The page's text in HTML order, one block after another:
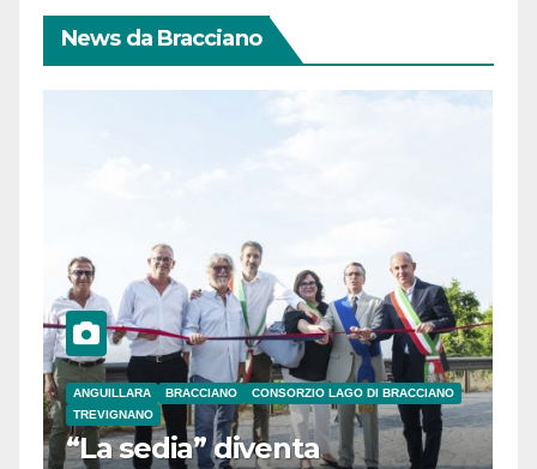
News da Bracciano
ANGUILLARA BRACCIANO
CONSORZIO LAGO DI BRACCIANO
TREVIGNANO
“La sedia” diventa